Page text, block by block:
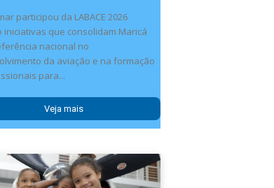
participou da LABACE 2026
iniciativas que consolidam Maricá
nacional no
da aviação e na formação
para...
Veja mais